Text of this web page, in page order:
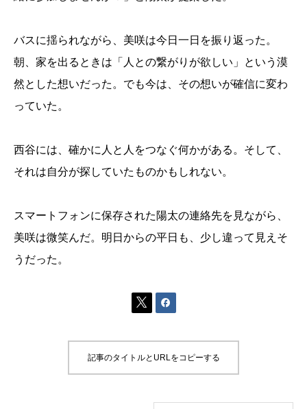
バスに揺られながら、美咲は今日一日を振り返った。
朝、家を出るときは「人との繋がりが欲しい」という漠
然とした想いだった。でも今は、その想いが確信に変わ
っていた。
西谷には、確かに人と人をつなぐ何かがある。そして、
それは自分が探していたものかもしれない。
スマートフォンに保存された陽太の連絡先を見ながら、
美咲は微笑んだ。明日からの平日も、少し違って見えそ
うだった。
 
記事のタイトルとURLをコピーする